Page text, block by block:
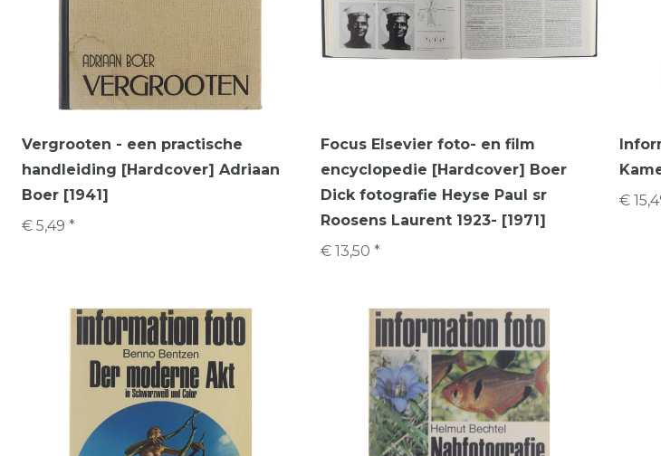
Vergrooten - een practische
handleiding [Hardcover] Adriaan
Boer [1941]
€ 5,49 *
Focus Elsevier foto- en film
encyclopedie [Hardcover] Boer
Dick fotografie Heyse Paul sr
Roosens Laurent 1923- [1971]
€ 13,50 *
€